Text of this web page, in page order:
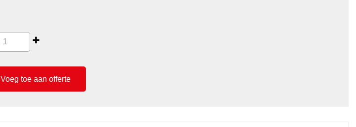
+
toe aan offerte